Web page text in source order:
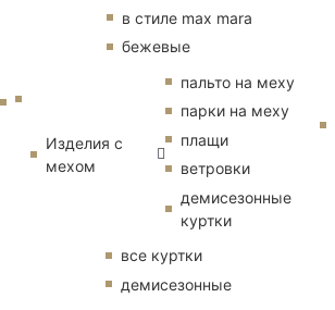
в стиле max mara
бежевые
Изделия с
мехом
пальто на меху
парки на меху
плащи
ветровки
демисезонные
куртки
все куртки
демисезонные